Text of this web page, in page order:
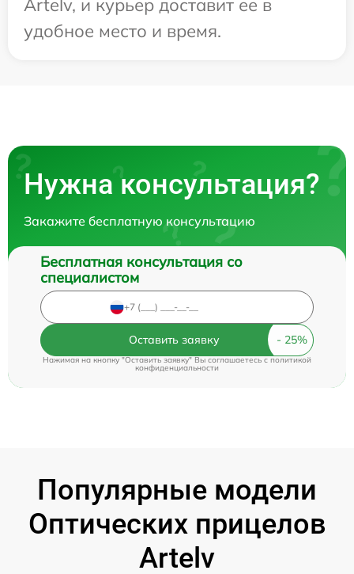
Artelv, и курьер доставит ее в
удобное место и время.
Нужна консультация?
Закажите бесплатную консультацию
Бесплатная консультация со
специалистом
Оставить заявку
Нажимая на кнопку "Оставить заявку" Вы соглашаетесь cполитикой
конфиденциальности
Популярные модели
Оптических прицелов
Artelv